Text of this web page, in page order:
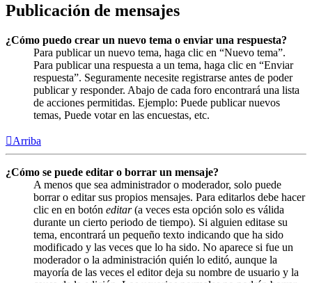
Publicación de mensajes
¿Cómo puedo crear un nuevo tema o enviar una respuesta?
Para publicar un nuevo tema, haga clic en “Nuevo tema”.
Para publicar una respuesta a un tema, haga clic en “Enviar
respuesta”. Seguramente necesite registrarse antes de poder
publicar y responder. Abajo de cada foro encontrará una lista
de acciones permitidas. Ejemplo: Puede publicar nuevos
temas, Puede votar en las encuestas, etc.
Arriba
¿Cómo se puede editar o borrar un mensaje?
A menos que sea administrador o moderador, solo puede
borrar o editar sus propios mensajes. Para editarlos debe hacer
clic en en botón editar(a veces esta opción solo es válida
durante un cierto periodo de tiempo). Si alguien editase su
tema, encontrará un pequeño texto indicando que ha sido
modificado y las veces que lo ha sido. No aparece si fue un
moderador o la administración quién lo editó, aunque la
mayoría de las veces el editor deja su nombre de usuario y la